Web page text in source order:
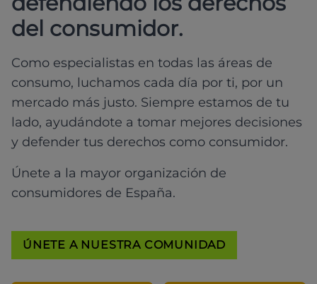
del consumidor.
Como especialistas en todas las áreas de
consumo, luchamos cada día por ti, por un
mercado más justo. Siempre estamos de tu
lado, ayudándote a tomar mejores decisiones
y defender tus derechos como consumidor.
Únete a la mayor organización de
consumidores de España.
ÚNETE A NUESTRA COMUNIDAD